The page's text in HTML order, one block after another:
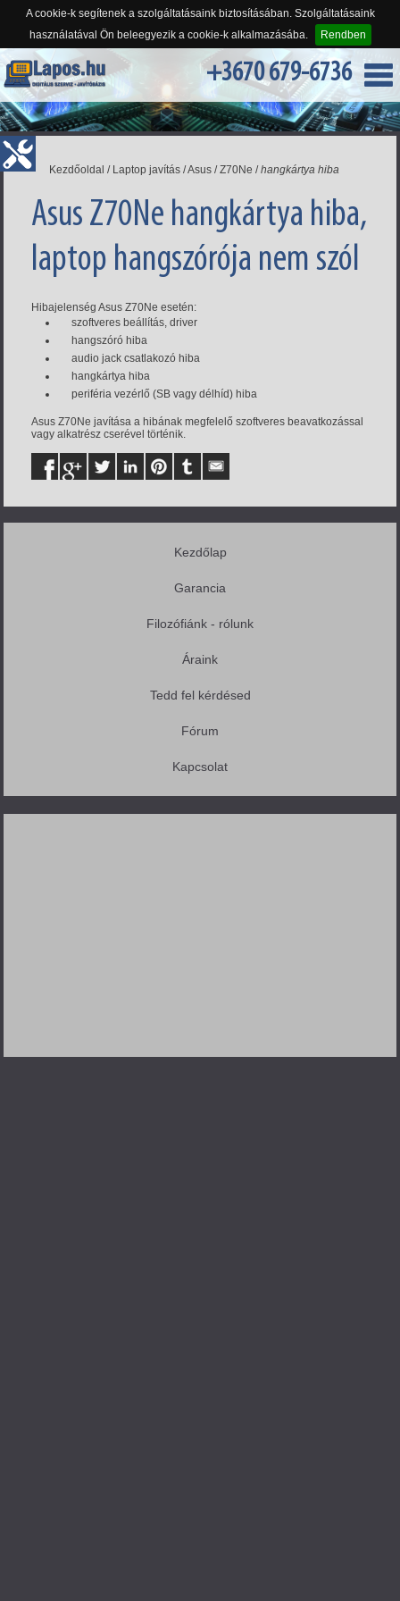
A cookie-k segítenek a szolgáltatásaink biztosításában. Szolgáltatásaink
használatával Ön beleegyezik a cookie-k alkalmazásába.
Rendben
+3670 679-6736
Kezdőoldal / Laptop javítás /Asus /Z70Ne /hangkártya hiba
Asus Z70Ne hangkártya hiba,
laptop hangszórója nem szól
Hibajelenség Asus Z70Ne esetén:
szoftveres beállítás, driver
hangszóró hiba
audio jack csatlakozó hiba
hangkártya hiba
periféria vezérlő (SB vagy délhíd) hiba
Asus Z70Ne javítása a hibának megfelelő szoftveres beavatkozással
vagy alkatrész cserével történik.
Kezdőlap
Garancia
Filozófiánk - rólunk
Áraink
Tedd fel kérdésed
Fórum
Kapcsolat